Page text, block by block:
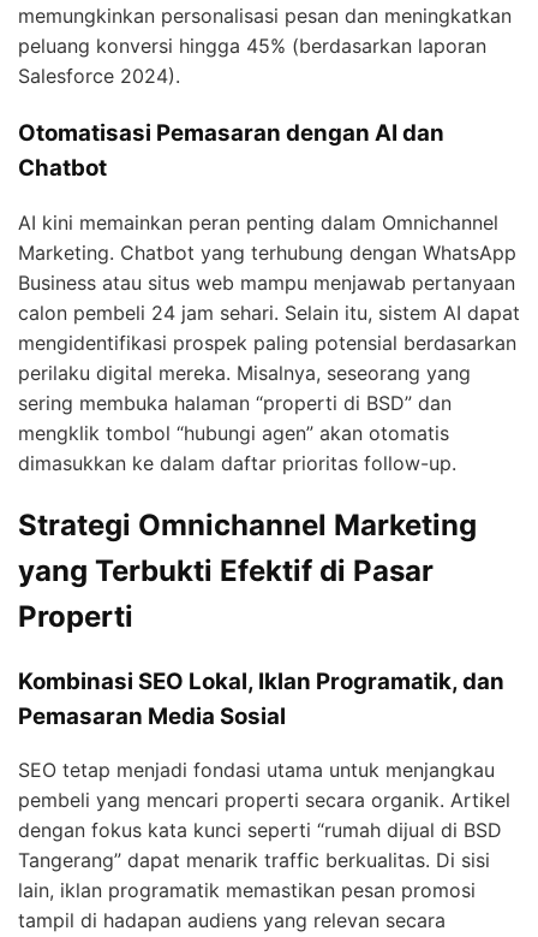
memungkinkan personalisasi pesan dan meningkatkan
peluang konversi hingga 45% (berdasarkan laporan
Salesforce 2024).
Otomatisasi Pemasaran dengan AI dan
Chatbot
AI kini memainkan peran penting dalam Omnichannel
Marketing. Chatbot yang terhubung dengan WhatsApp
Business atau situs web mampu menjawab pertanyaan
calon pembeli 24 jam sehari. Selain itu, sistem AI dapat
mengidentifikasi prospek paling potensial berdasarkan
perilaku digital mereka. Misalnya, seseorang yang
sering membuka halaman “properti di BSD” dan
mengklik tombol “hubungi agen” akan otomatis
dimasukkan ke dalam daftar prioritas follow-up.
Strategi Omnichannel Marketing
yang Terbukti Efektif di Pasar
Properti
Kombinasi SEO Lokal, Iklan Programatik, dan
Pemasaran Media Sosial
SEO tetap menjadi fondasi utama untuk menjangkau
pembeli yang mencari properti secara organik. Artikel
dengan fokus kata kunci seperti “rumah dijual di BSD
Tangerang” dapat menarik traffic berkualitas. Di sisi
lain, iklan programatik memastikan pesan promosi
tampil di hadapan audiens yang relevan secara